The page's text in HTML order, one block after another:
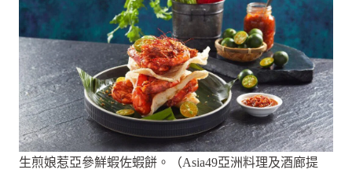
生煎娘惹亞參鮮蝦佐蝦餅。（Asia49亞洲料理及酒廊提